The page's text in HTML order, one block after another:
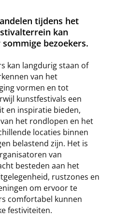
tijdens het
kan
bezoekers.
kan langdurig staan of
van het
vormen en tot
kunstfestivals een
en inspiratie bieden,
het rondlopen en het
locaties binnen
belastend zijn. Het is
van
besteden aan het
rustzones en
om ervoor te
comfortabel kunnen
festiviteiten.